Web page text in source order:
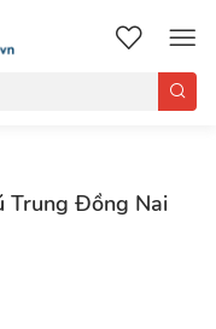
nhadatdongnai360.vn
Trung Đồng Nai